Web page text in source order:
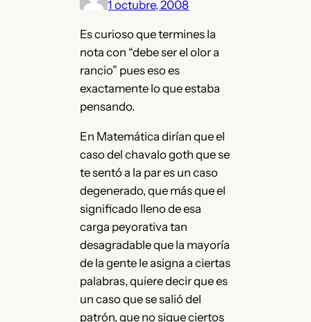
1 octubre, 2008
Es curioso que termines la
nota con “debe ser el olor a
rancio” pues eso es
exactamente lo que estaba
pensando.
En Matemática dirían que el
caso del chavalo goth que se
te sentó a la par es un caso
degenerado, que más que el
significado lleno de esa
carga peyorativa tan
desagradable que la mayoría
de la gente le asigna a ciertas
palabras, quiere decir que es
un caso que se salió del
patrón, que no sigue ciertos